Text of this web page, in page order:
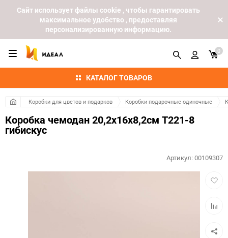
Cайт использует файлы cookie , чтобы гарантировать
максимальное удобство , предоставляя
персонализированную информацию.
КАТАЛОГ ТОВАРОВ
0
Коробки для цветов и подарков Коробки подарочные одиночные
Коробка чемодан 20,2x16x8,2см T221-8
гибискус
Артикул:00109307